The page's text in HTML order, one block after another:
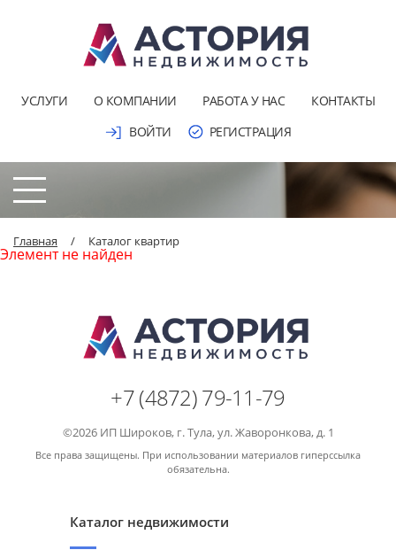
УСЛУГИ О КОМПАНИИ РАБОТА У НАС
КОНТАКТЫ
ВОЙТИ
РЕГИСТРАЦИЯ
Главная / Каталог квартир
Элемент не найден
+7 (4872) 79-11-79
©2026 ИП Широков, г. Тула, ул. Жаворонкова, д. 1
Все права защищены. При использовании материалов гиперссылка
обязательна.
Каталог недвижимости